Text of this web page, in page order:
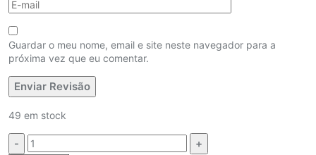
Guardar o meu nome, email e site neste navegador para a
próxima vez que eu comentar.
49 em stock
Quantidade: